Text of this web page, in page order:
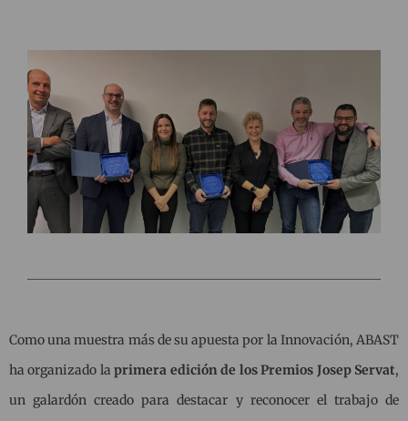
Como una muestra más de su apuesta por la Innovación, ABAST
ha organizado laprimera edición de los Premios Josep Servat,
un galardón creado para destacar y reconocer el trabajo de